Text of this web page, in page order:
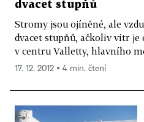
dvacet stupňů
Stromy jsou ojíněné, ale
dvacet stupňů, ačkoliv vítr
v centru Valletty, hlavního
17. 12. 2012 ▪ 4 min. čtení